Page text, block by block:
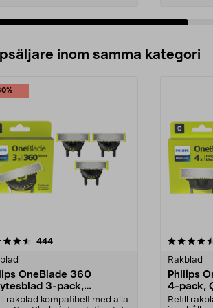
inom samma kategori
444recensioner
OneBlade 360
3-pack,
50
rakblad kompatibelt med alla
4.5 av 5 stjärnor
Rakblad
Philips
4-pack,
Refill